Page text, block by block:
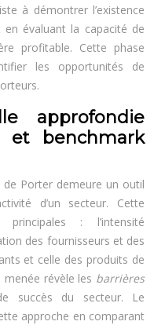
à démontrer l’existence
évaluant la capacité de
profitable. Cette phase
les opportunités de
approfondie
et benchmark
de Porter demeure un outil
d’un secteur. Cette
: l’intensité
des fournisseurs et des
et celle des produits de
révèle les barrières
succès du secteur. Le
approche en comparant